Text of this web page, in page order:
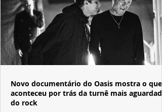
Novo documentário do Oasis mostra o que
aconteceu por trás da turnê mais aguardada
do rock